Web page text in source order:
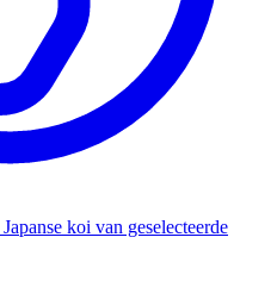
Japanse koi van geselecteerde